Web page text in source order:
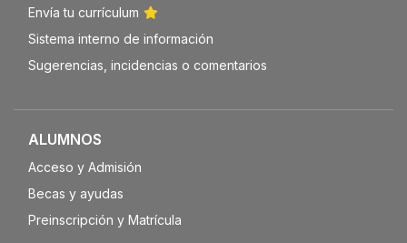
Envía tu currículum
Sistema interno de información
Sugerencias, incidencias o comentarios
ALUMNOS
Acceso y Admisión
Becas y ayudas
Preinscripción y Matrícula